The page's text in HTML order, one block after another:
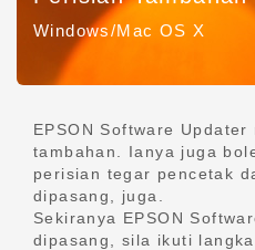
Windows/Mac OS X
EPSON Software
tambahan. Ianya juga
perisian tegar pencetak
dipasang, juga.
Sekiranya EPSON
dipasang, sila ikuti